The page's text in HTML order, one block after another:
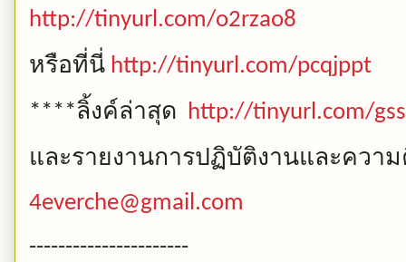
http://tinyurl.com/o2rzao8
หรือที่นี่ http://tinyurl.com/pcqjppt
****ลิ้งค์ล่าสุด http://tinyurl.com/
และรายงานการปฏิบัติงานและควา
4everche@gmail.com
----------------------